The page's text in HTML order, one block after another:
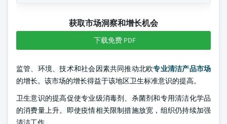
获取市场洞察和增长机会
下载免费 PDF
监管、环境、技术和社会因素共同推动北欧专业清洁产品市场
的增长。该市场的增长得益于该地区卫生标准意识的提高。
卫生意识的提高促使专业级消毒剂、杀菌剂和专用清洁化学品
的消费量上升。即使疫情相关限制措施放宽，组织仍持续加强